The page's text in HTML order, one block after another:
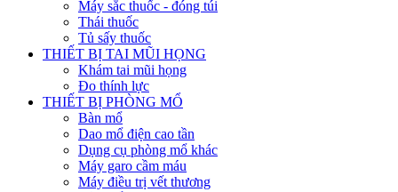
Máy sắc thuốc - đóng túi
Thái thuốc
Tủ sấy thuốc
THIẾT BỊ TAI MŨI HỌNG
Khám tai mũi họng
Đo thính lực
THIẾT BỊ PHÒNG MỔ
Bàn mổ
Dao mổ điện cao tần
Dụng cụ phòng mổ khác
Máy garo cầm máu
Máy điều trị vết thương